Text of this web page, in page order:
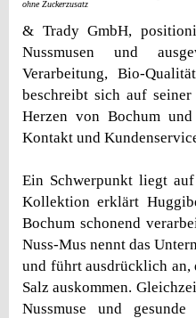
& Trady GmbH,
Nussmusen und
Verarbeitung, Bio-
beschreibt sich auf
Herzen von Bochum
Kontakt und
Ein Schwerpunkt liegt
Kollektion erklärt
Bochum schonend
Nuss-Mus nennt das
und führt ausdrücklich an,
Salz auskommen.
Nussmuse und